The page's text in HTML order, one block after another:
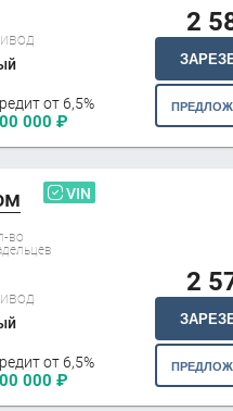
от 6,5%
000 ₽
2
VIN
во
от 6,5%
000 ₽
2